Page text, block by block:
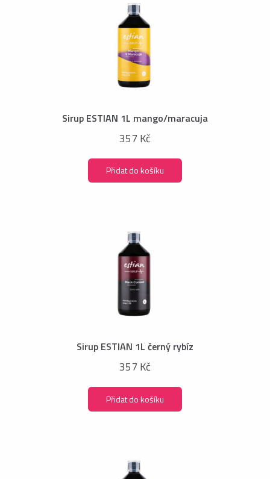
Sirup ESTIAN 1L mango/maracuja
357 Kč
Přidat do košíku
Sirup ESTIAN 1L černý rybíz
357 Kč
Přidat do košíku